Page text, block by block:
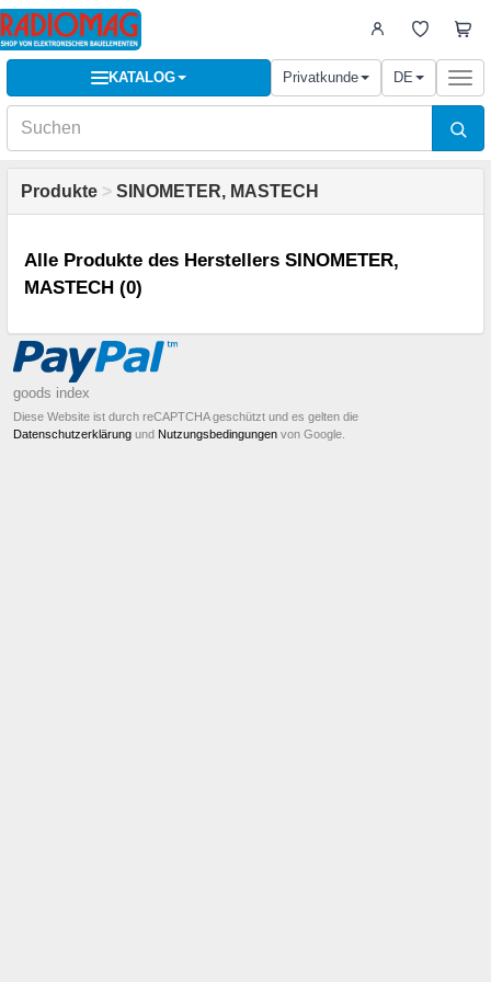
KATALOG Privatkunde DE
Produkte > SINOMETER, MASTECH
Alle Produkte des Herstellers SINOMETER,
MASTECH (0)
goods index
Diese Website ist durch reCAPTCHA geschützt und es gelten die
Datenschutzerklärung und Nutzungsbedingungen von Google.